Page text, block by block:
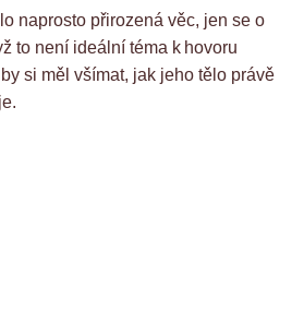
naprosto přirozená věc, jen se o
to není ideální téma k hovoru
si měl všímat, jak jeho tělo právě